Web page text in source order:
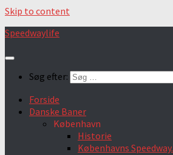
Skip to content
Speedwaylife
Søg efter:
Forside
Danske Baner
København
Historie
Københavns Speedway.